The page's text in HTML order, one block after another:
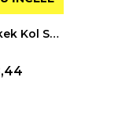
INVICTA Pro Diver Men Erkek Kol Saati 322021